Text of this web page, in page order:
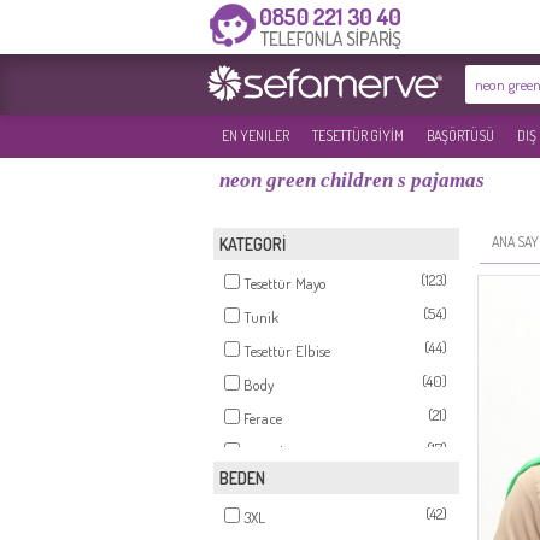
EN YENILER TESETTÜR GİYİM BAŞÖRTÜSÜ DIŞ
neon green children s pajamas
KATEGORİ
Tesettür Mayo
(123)
Tunik
(54)
Tesettür Elbise
(44)
Body
(40)
Ferace
(21)
Pantolon
(17)
Takım
Ceket
(10)
BEDEN
3XL
(42)
ANA